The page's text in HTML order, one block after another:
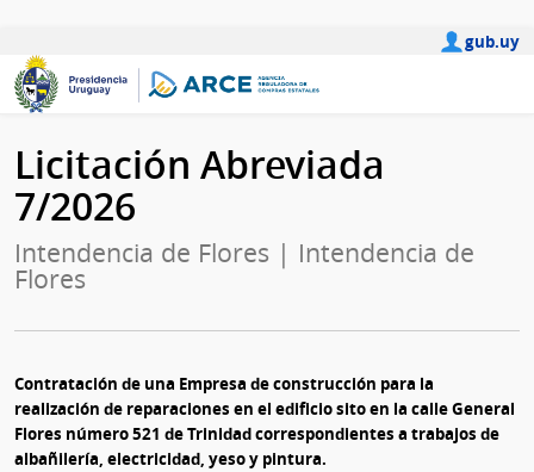
gub.uy
Licitación Abreviada
7/2026
Intendencia de Flores | Intendencia de
Flores
Contratación de una Empresa de construcción para la
realización de reparaciones en el edificio sito en la calle General
Flores número 521 de Trinidad correspondientes a trabajos de
albañilería, electricidad, yeso y pintura.